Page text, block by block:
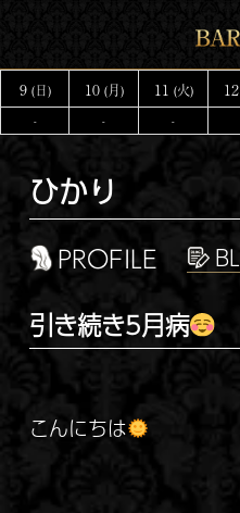
テ
ン
ツ
9 (日) 10 (月) 11 (火) 12
- - -
ひかり
PROFILE
引き続き5月病
こんにちは